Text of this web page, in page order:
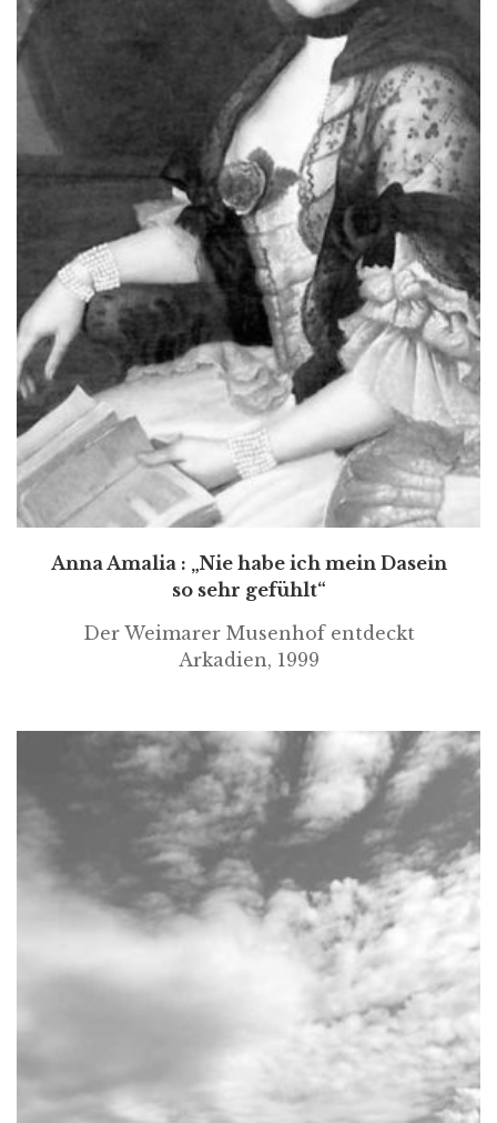
Anna Amalia : „Nie habe ich mein Dasein
so sehr gefühlt“
Der Weimarer Musenhof entdeckt
Arkadien, 1999